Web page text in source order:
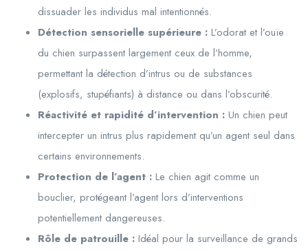
dissuader les individus mal intentionnés.
Détection sensorielle supérieure : L’odorat et l’ouïe
du chien surpassent largement ceux de l’homme,
permettant la détection d’intrus ou de substances
(explosifs, stupéfiants) à distance ou dans l’obscurité.
Réactivité et rapidité d’intervention : Un chien peut
intercepter un intrus plus rapidement qu’un agent seul dans
certains environnements.
Protection de l’agent : Le chien agit comme un
bouclier, protégeant l’agent lors d’interventions
potentiellement dangereuses.
Rôle de patrouille : Idéal pour la surveillance de grands